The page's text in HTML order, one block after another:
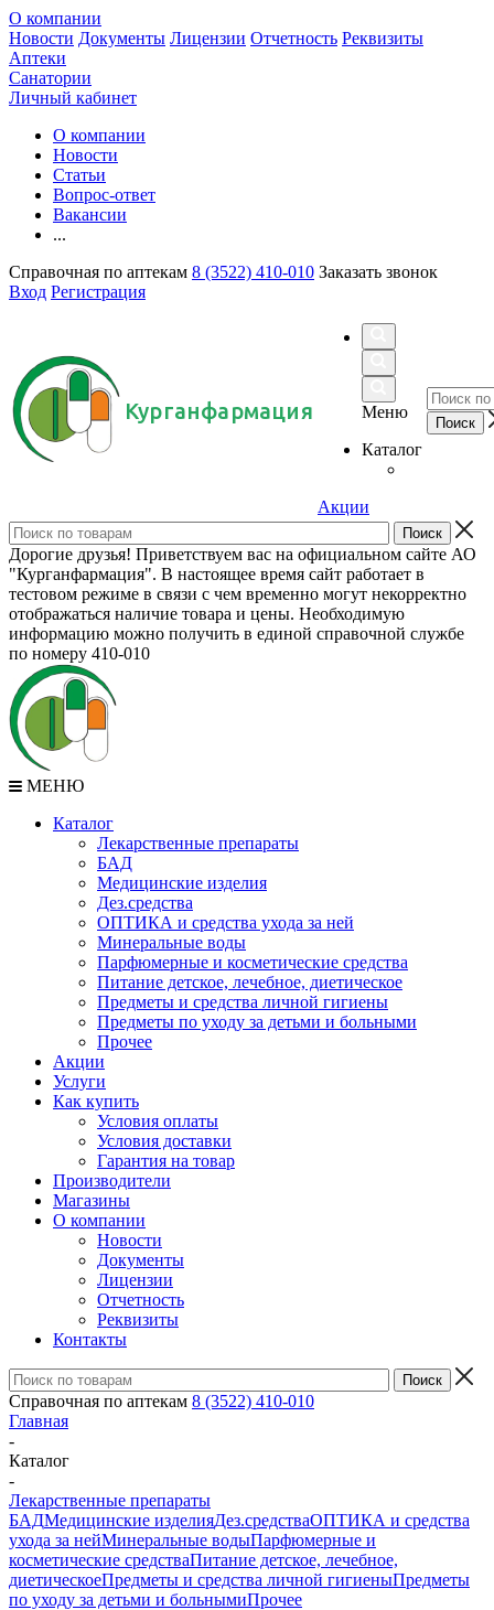
О компании
Новости Документы Лицензии Отчетность Реквизиты
Аптеки
Санатории
Личный кабинет
О компании
Новости
Статьи
Вопрос-ответ
Вакансии
...
Справочная по аптекам 8 (3522) 410-010 Заказать звонок
Вход Регистрация
Курганфармация
Меню
Каталог
Акции
Дорогие друзья! Приветствуем вас на официальном сайте АО
"Курганфармация". В настоящее время сайт работает в
тестовом режиме в связи с чем временно могут некорректно
отображаться наличие товара и цены. Необходимую
информацию можно получить в единой справочной службе
по номеру 410-010
МЕНЮ
Каталог
Лекарственные препараты
БАД
Медицинские изделия
Дез.средства
ОПТИКА и средства ухода за ней
Минеральные воды
Парфюмерные и косметические средства
Питание детское, лечебное, диетическое
Предметы и средства личной гигиены
Предметы по уходу за детьми и больными
Прочее
Акции
Услуги
Как купить
Условия оплаты
Условия доставки
Гарантия на товар
Производители
Магазины
О компании
Новости
Документы
Лицензии
Отчетность
Реквизиты
Контакты
Справочная по аптекам 8 (3522) 410-010
Главная
-
Каталог
-
Лекарственные препараты
БАДМедицинские изделияДез.средстваОПТИКА и средства
ухода за нейМинеральные водыПарфюмерные и
косметические средстваПитание детское, лечебное,
диетическоеПредметы и средства личной гигиеныПредметы
по уходу за детьми и больнымиПрочее